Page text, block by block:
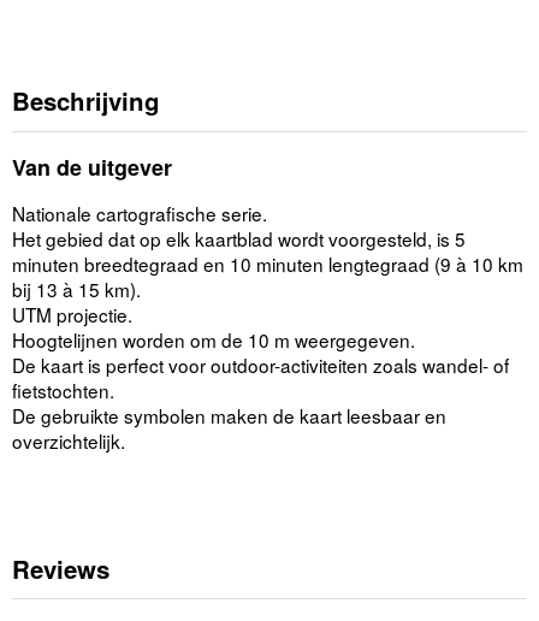
Beschrijving
Van de uitgever
Nationale cartografische serie.
Het gebied dat op elk kaartblad wordt voorgesteld, is 5
minuten breedtegraad en 10 minuten lengtegraad (9 à 10 km
bij 13 à 15 km).
UTM projectie.
Hoogtelijnen worden om de 10 m weergegeven.
De kaart is perfect voor outdoor-activiteiten zoals wandel- of
fietstochten.
De gebruikte symbolen maken de kaart leesbaar en
overzichtelijk.
Reviews